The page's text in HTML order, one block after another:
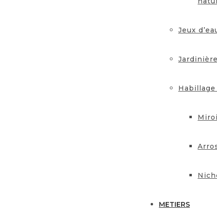
Jeux
METIERS